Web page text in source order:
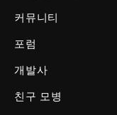
커뮤니티
포럼
개발사
친구 모병